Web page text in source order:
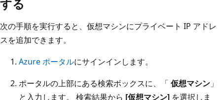
する
次の手順を実行すると、仮想マシンにプライベート IP アドレ
スを追加できます。
Azure ポータルにサインインします。
ポータルの上部にある検索ボックスに、「 仮想マシン」
と入力します。 検索結果から [仮想マシン] を選択しま